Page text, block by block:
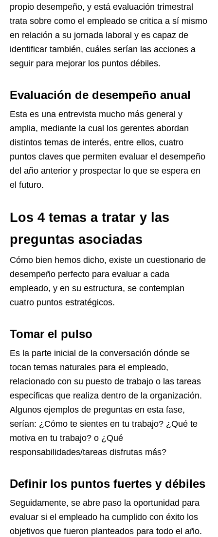
propio desempeño, y está evaluación trimestral
trata sobre como el empleado se critica a sí mismo
en relación a su jornada laboral y es capaz de
identificar también, cuáles serían las acciones a
seguir para mejorar los puntos débiles.
Evaluación de desempeño anual
Esta es una entrevista mucho más general y
amplia, mediante la cual los gerentes abordan
distintos temas de interés, entre ellos, cuatro
puntos claves que permiten evaluar el desempeño
del año anterior y prospectar lo que se espera en
el futuro.
Los 4 temas a tratar y las
preguntas asociadas
Cómo bien hemos dicho, existe un cuestionario de
desempeño perfecto para evaluar a cada
empleado, y en su estructura, se contemplan
cuatro puntos estratégicos.
Tomar el pulso
Es la parte inicial de la conversación dónde se
tocan temas naturales para el empleado,
relacionado con su puesto de trabajo o las tareas
específicas que realiza dentro de la organización.
Algunos ejemplos de preguntas en esta fase,
serían: ¿Cómo te sientes en tu trabajo? ¿Qué te
motiva en tu trabajo? o ¿Qué
responsabilidades/tareas disfrutas más?
Definir los puntos fuertes y débiles
Seguidamente, se abre paso la oportunidad para
evaluar si el empleado ha cumplido con éxito los
objetivos que fueron planteados para todo el año.